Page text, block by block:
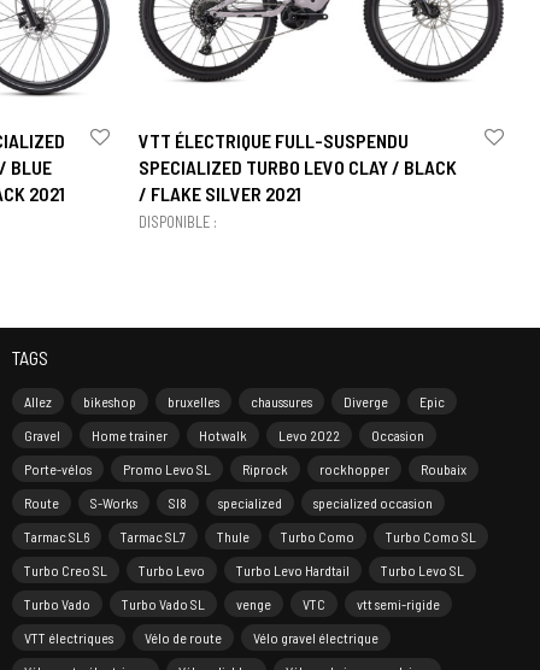
BLUE
2021
VTT ÉLECTRIQUE FULL-SUSPENDU
SPECIALIZED TURBO LEVO CLAY / BLACK
/ FLAKE SILVER 2021
DISPONIBLE :
TAGS
Allez bikeshop bruxelles chaussures Diverge
Epic
Gravel
Home trainer Hotwalk Levo 2022
Occasion
Porte-vélos
Promo Levo SL Riprock rockhopper
Roubaix
Route
S-Works Sl8 specialized
specialized occasion
Tarmac SL6
Tarmac SL7 Thule Turbo Como
Turbo Como SL
Turbo Creo SL
Turbo Levo Turbo Levo Hardtail
Turbo Levo SL
Turbo Vado
Turbo Vado SL venge VTC
vtt semi-rigide
VTT électriques
Vélo de route
Vélo gravel électrique